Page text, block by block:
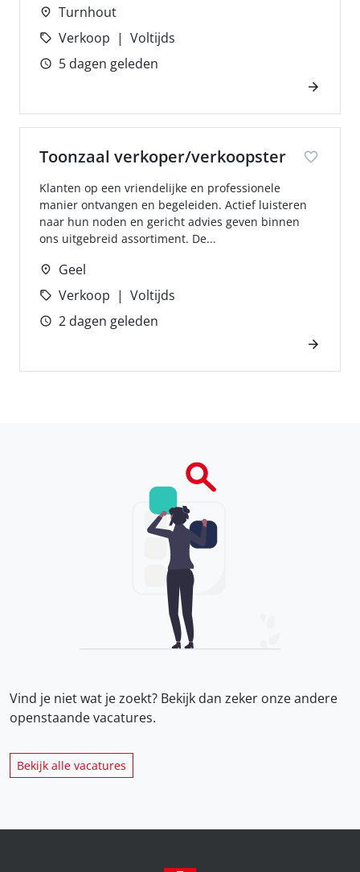
Turnhout
Verkoop
Voltijds
5 dagen geleden
Toonzaal verkoper/verkoopster
Klanten op een vriendelijke en professionele
manier ontvangen en begeleiden. Actief luisteren
naar hun noden en gericht advies geven binnen
ons uitgebreid assortiment. De...
Geel
Verkoop
Voltijds
2 dagen geleden
Vind je niet wat je zoekt? Bekijk dan zeker onzeandere
openstaande vacatures.
Bekijk alle vacatures